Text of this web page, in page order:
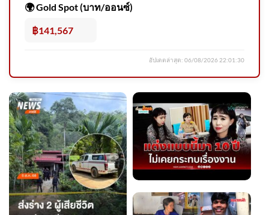
ติดตามผู้ก่อเหตุยิvหน้าสรรพ
ใต้แลไ
🌍 Gold Spot (บาท/ออนซ์)
฿141,567
อัปเดตล่าสุด: 06/08/2026 22:01:30